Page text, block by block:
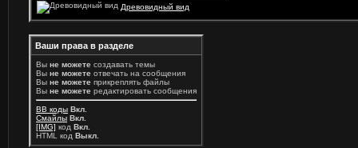
Древовидный вид
Ваши права в разделе
Вы не можете создавать темы
Вы не можете отвечать на сообщения
Вы не можете прикреплять файлы
Вы не можете редактировать сообщения
BB коды Вкл.
Смайлы Вкл.
[IMG] код Вкл.
HTML код Выкл.